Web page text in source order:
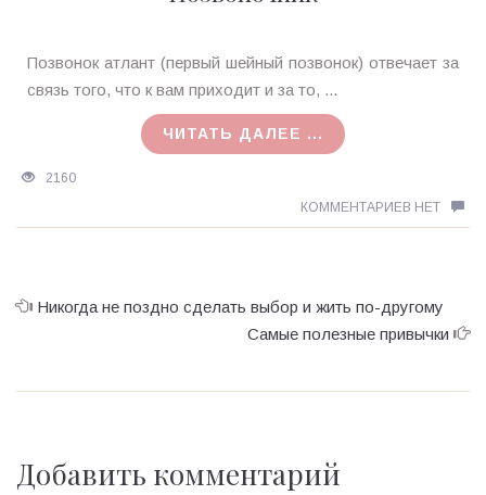
Ирина
MagicTantra
Позвонок атлант (первый шейный позвонок) отвечает за
связь того, что к вам приходит и за то, ...
ЧИТАТЬ ДАЛЕЕ ...
2160
КОММЕНТАРИЕВ НЕТ
Никогда не поздно сделать выбор и жить по-другому
Самые полезные привычки
Добавить комментарий